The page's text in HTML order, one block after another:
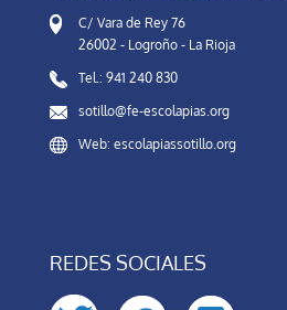
C/ Vara de Rey 76
26002 - Logroño - La Rioja
Tel.: 941 240 830
sotillo@fe-escolapias.org
Web: escolapiassotillo.org
REDES SOCIALES